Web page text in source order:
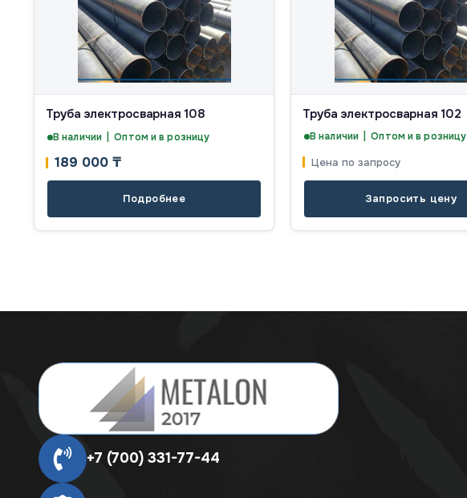
Труба электросварная 108
В наличии | Оптом и в розницу
189 000 ₸
Подробнее
Труба электросварная 102
В наличии | Оптом и в розницу
Цена по запросу
Запросить цену
+7 (700) 331-77-44